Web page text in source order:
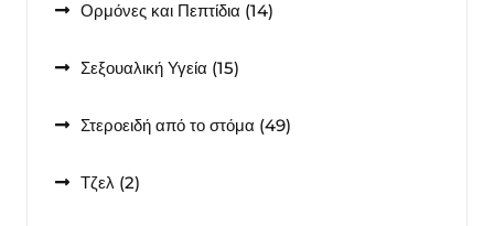
Ορμόνες και Πεπτίδια 1414
Σεξουαλική Υγεία 1515
Στεροειδή από το στόμα 4949
Τζελ 22